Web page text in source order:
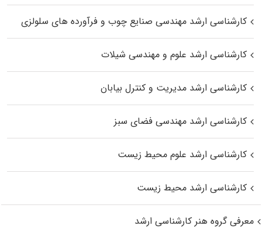
کارشناسی ارشد مهندسی صنایع چوب و فرآورده‌ های سلولزی
کارشناسی ارشد علوم و مهندسی شیلات
کارشناسی ارشد مدیریت و کنترل بیابان
کارشناسی ارشد مهندسی فضای سبز
کارشناسی ارشد علوم محیط‌ زیست
کارشناسی ارشد محیط زیست
معرفی گروه هنر کارشناسی ارشد